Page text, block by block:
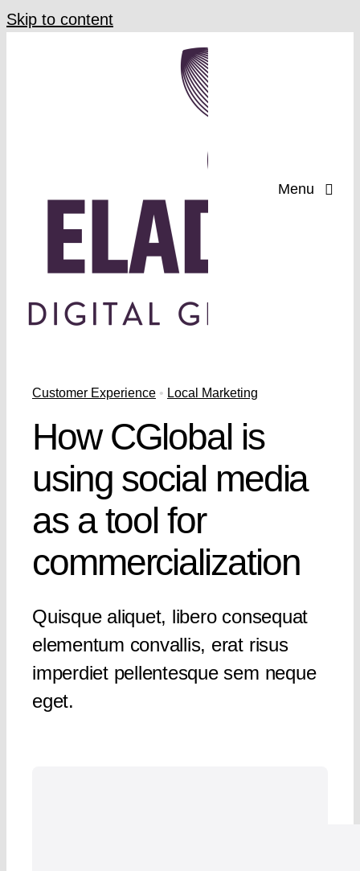
Skip to content
Menu
Customer Experience• Local Marketing
How CGlobal is
using social media
as a tool for
commercialization
Quisque aliquet, libero consequat
elementum convallis, erat risus
imperdiet pellentesque sem neque
eget.